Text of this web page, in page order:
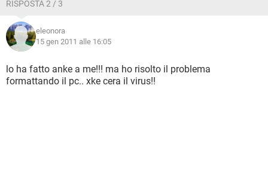
RISPOSTA 2 / 3
eleonora
15 gen 2011 alle 16:05
lo ha fatto anke a me!!! ma ho risolto il problema
formattando il pc.. xke cera il virus!!